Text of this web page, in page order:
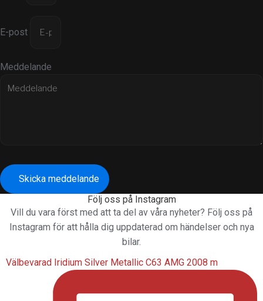
E-post
Meddelande
Skicka meddelande
Följ oss på Instagram
Vill du vara först med att ta del av våra nyheter? Följ oss på
Instagram för att hålla dig uppdaterad om händelser och nya
bilar.
Välbevarad Iridium Silver Metallic C63 AMG 2008 m